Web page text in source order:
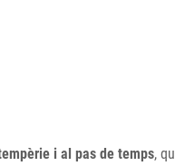
i al pas de temps,